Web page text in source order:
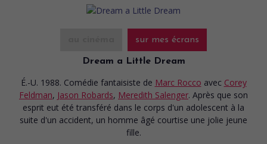
sur mes écrans
Dream a Little Dream
É.-U. 1988. Comédie fantaisiste de Marc Rocco avec Corey
Feldman, Jason Robards, Meredith Salenger. Après que son
esprit eut été transféré dans le corps d'un adolescent à la
suite d'un accident, un homme âgé courtise une jolie jeune
fille.